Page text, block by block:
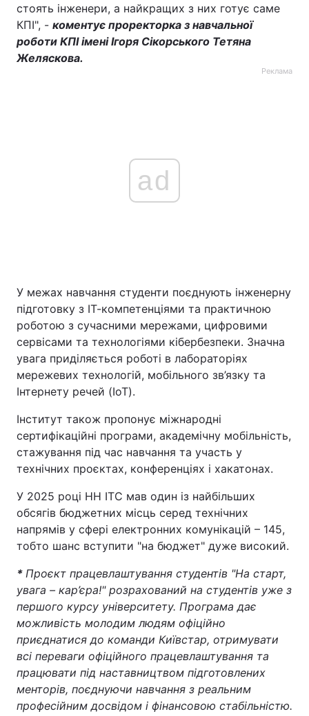
стоять інженери, а найкращих з них готує саме
КПІ", - коментує проректорка з навчальної
роботи КПІ імені Ігоря Сікорського Тетяна
Желяскова.
Реклама
ad
У межах навчання студенти поєднують інженерну
підготовку з ІТ-компетенціями та практичною
роботою з сучасними мережами, цифровими
сервісами та технологіями кібербезпеки. Значна
увага приділяється роботі в лабораторіях
мережевих технологій, мобільного зв’язку та
Інтернету речей (IoT).
Інститут також пропонує міжнародні
сертифікаційні програми, академічну мобільність,
стажування під час навчання та участь у
технічних проєктах, конференціях і хакатонах.
У 2025 році НН ІТС мав один із найбільших
обсягів бюджетних місць серед технічних
напрямів у сфері електронних комунікацій – 145,
тобто шанс вступити "на бюджет" дуже високий.
* Проєкт працевлаштування студентів "На старт,
увага – кар’єра!" розрахований на студентів уже з
першого курсу університету. Програма дає
можливість молодим людям офіційно
приєднатися до команди Київстар, отримувати
всі переваги офіційного працевлаштування та
працювати під наставництвом підготовлених
менторів, поєднуючи навчання з реальним
професійним досвідом і фінансовою стабільністю.